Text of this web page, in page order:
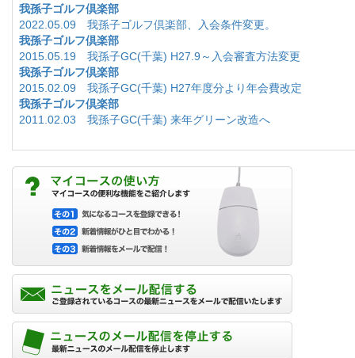
我孫子ゴルフ倶楽部
2022.05.09 我孫子ゴルフ倶楽部、入会条件変更。
我孫子ゴルフ倶楽部
2015.05.19 我孫子GC(千葉) H27.9～入会審査方法変更
我孫子ゴルフ倶楽部
2015.02.09 我孫子GC(千葉) H27年度分より年会費改定
我孫子ゴルフ倶楽部
2011.02.03 我孫子GC(千葉) 来年グリーン改造へ